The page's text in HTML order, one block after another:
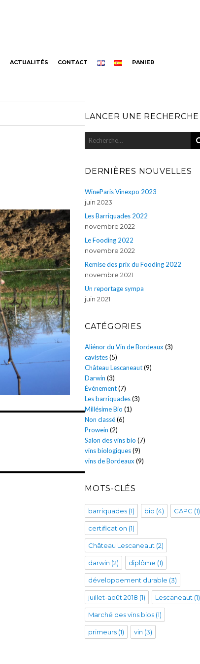
ACTUALITÉS CONTACT PANIER
LANCER UNE RECHERCHE
Recherche
pour
DERNIÈRES NOUVELLES
WineParis Vinexpo 2023
juin 2023
Les Barriquades 2022
novembre 2022
Le Fooding 2022
novembre 2022
Remise des prix du Fooding 2022
novembre 2021
Un reportage sympa
juin 2021
CATÉGORIES
Aliénor du Vin de Bordeaux(3)
cavistes(5)
Château Lescaneaut(9)
Darwin (3)
Événement(7)
Les barriquades(3)
Millésime Bio (1)
Non classé(6)
Prowein (2)
Salon des vins bio (7)
vins biologiques(9)
vins de Bordeaux(9)
MOTS-CLÉS
barriquades (1) bio (4) CAPC (1)
certification (1)
Château Lescaneaut (2)
darwin (2) diplôme (1)
développement durable (3)
juillet-août 2018 (1) Lescaneaut (1)
Marché des vins bios (1)
primeurs (1) vin (3)